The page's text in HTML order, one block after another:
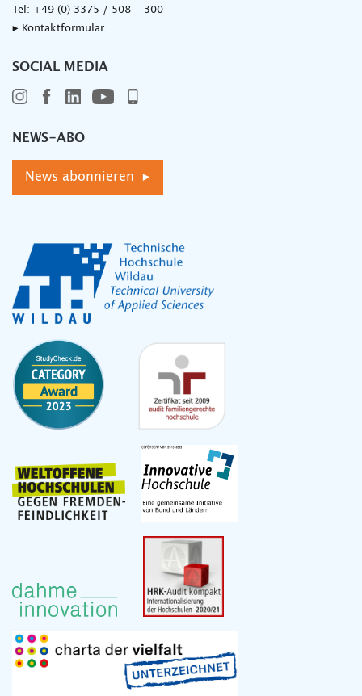
Tel: +49 (0) 3375 / 508 - 300
▸ Kontaktformular
SOCIAL MEDIA
NEWS-ABO
News abonnieren ▸